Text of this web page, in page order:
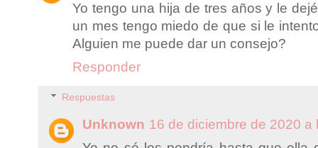
Yo tengo una hija de tres años y le
un mes tengo miedo de que si le
Alguien me puede dar un consejo?
Responder
Respuestas
Unknown 16 de diciembre de 2020 a